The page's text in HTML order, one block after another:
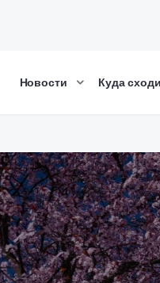
Новости Куда